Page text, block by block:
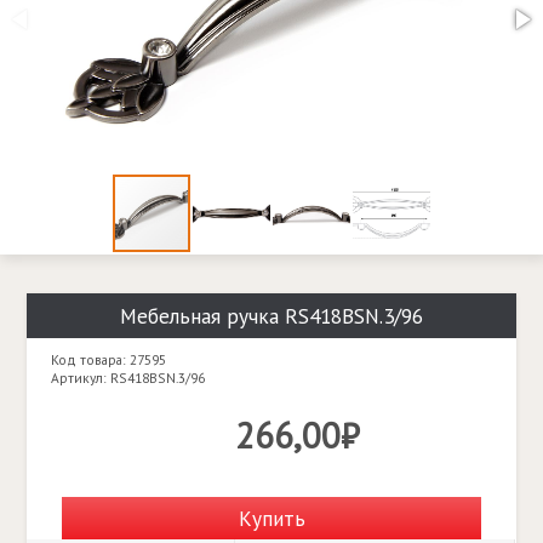
Мебельная ручка RS418BSN.3/96
Код товара: 27595
Артикул: RS418BSN.3/96
266,00₽
Купить